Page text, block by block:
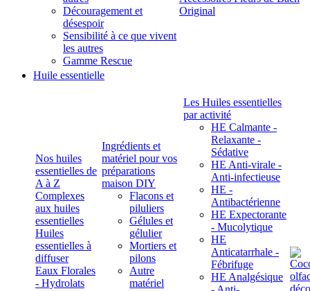
Découragement et
désespoir
Sensibilité à ce que vivent
les autres
Gamme Rescue
Original
Huile essentielle
Nos huiles
essentielles de
A à Z
Complexes
aux huiles
essentielles
Huiles
essentielles à
diffuser
Eaux Florales
- Hydrolats
Ingrédients et
matériel pour vos
préparations
maison DIY
Flacons et
piluliers
Gélules et
gélulier
Mortiers et
pilons
Autre
matériel
Les Huiles essentielles
par activité
HE Calmante -
Relaxante -
Sédative
HE Anti-virale -
Anti-infectieuse
HE -
Antibactérienne
HE Expectorante
- Mucolytique
HE
Anticatarrhale -
Fébrifuge
HE Analgésique